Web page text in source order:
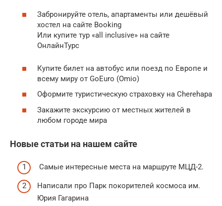
Забронируйте отель, апартаменты или дешёвый
хостел на сайте Booking
Или купите тур «all inclusive» на сайте
ОнлайнТурс
Купите билет на автобус или поезд по Европе и
всему миру от GoEuro (Omio)
Оформите туристическую страховку на Cherehapa
Закажите экскурсию от местных жителей в
любом городе мира
Новые статьи на нашем сайте
Самые интересные места на маршруте МЦД-2.
Написали про Парк покорителей космоса им.
Юрия Гагарина